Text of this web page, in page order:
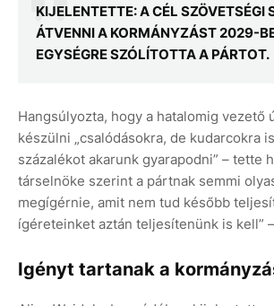
KIJELENTETTE: A CÉL SZÖVETSÉGI
ÁTVENNI A KORMÁNYZÁST 2029-
EGYSÉGRE SZÓLÍTOTTA A PÁRTOT.
Hangsúlyozta, hogy a hatalomig vezető
készülni „csalódásokra, de kudarcokra
százalékot akarunk gyarapodni” – tette
társelnöke szerint a pártnak semmi
megígérnie, amit nem tud később
ígéreteinket aztán teljesítenünk is kell”
Igényt tartanak a